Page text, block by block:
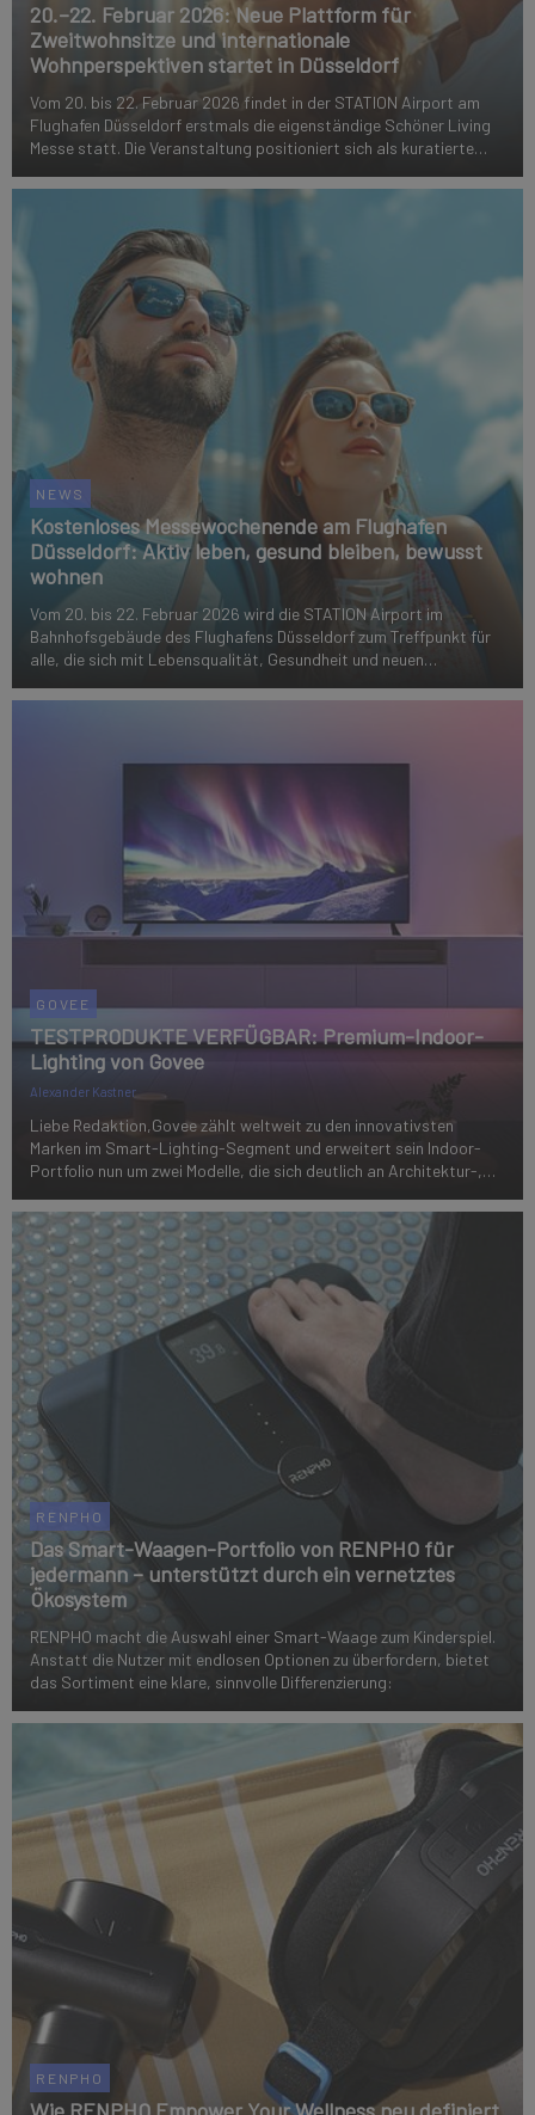
20.–22. Februar 2026: Neue Plattform für
Zweitwohnsitze und internationale
Wohnperspektiven startet in Düsseldorf
Vom 20. bis 22. Februar 2026 findet in der STATION Airport am
Flughafen Düsseldorf erstmals die eigenständige Schöner Living
Messe statt. Die Veranstaltung positioniert sich als kuratierte
Wohnperspektiven und langfristig ...
NEWS
Kostenloses Messewochenende am Flughafen
Düsseldorf: Aktiv leben, gesund bleiben, bewusst
wohnen
Vom 20. bis 22. Februar 2026 wird die STATION Airport im
Bahnhofsgebäude des Flughafens Düsseldorf zum Treffpunkt für
alle, die sich mit Lebensqualität, Gesundheit und neuen
Rheingolf, der etablierten Publikumsmesse...
GOVEE
TESTPRODUKTE VERFÜGBAR: Premium-Indoor-
Lighting von Govee
Alexander Kastner
Liebe Redaktion,Govee zählt weltweit zu den innovativsten
Marken im Smart-Lighting-Segment und erweitert sein Indoor-
Portfolio nun um zwei Modelle, die sich deutlich an Architektur-,
Lamp 2 und die Govee RGBIC...
RENPHO
Das Smart-Waagen-Portfolio von RENPHO für
jedermann – unterstützt durch ein vernetztes
Ökosystem
RENPHO macht die Auswahl einer Smart-Waage zum Kinderspiel.
Anstatt die Nutzer mit endlosen Optionen zu überfordern, bietet
das Sortiment eine klare, sinnvolle Differenzierung:
RENPHO